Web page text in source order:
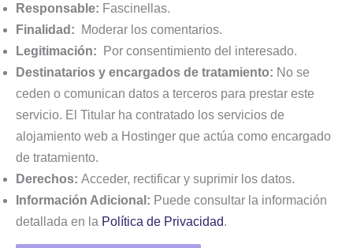
Responsable: Fascinellas.
Finalidad: Moderar los comentarios.
Legitimación: Por consentimiento del interesado.
Destinatarios y encargados de tratamiento: No se
ceden o comunican datos a terceros para prestar este
servicio. El Titular ha contratado los servicios de
alojamiento web a Hostinger que actúa como encargado
de tratamiento.
Derechos: Acceder, rectificar y suprimir los datos.
Información Adicional: Puede consultar la información
detallada en la Política de Privacidad.